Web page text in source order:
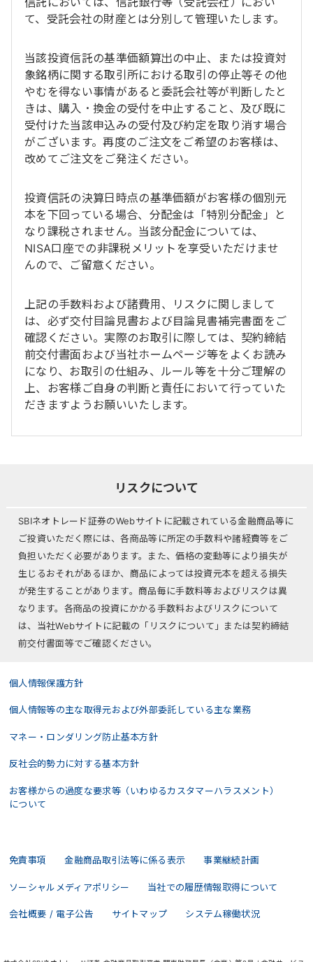
て、受託会社の財産とは分別して管理いたします。
当該投資信託の基準価額算出の中止、または投資対
象銘柄に関する取引所における取引の停止等その他
やむを得ない事情があると委託会社等が判断したと
きは、購入・換金の受付を中止すること、及び既に
受付けた当該申込みの受付及び約定を取り消す場合
がございます。再度のご注文をご希望のお客様は、
改めてご注文をご発注ください。
投資信託の決算日時点の基準価額がお客様の個別元
本を下回っている場合、分配金は「特別分配金」と
なり課税されません。当該分配金については、
NISA口座での非課税メリットを享受いただけませ
んので、ご留意ください。
上記の手数料および諸費用、リスクに関しまして
は、必ず交付目論見書および目論見書補完書面をご
確認ください。実際のお取引に際しては、契約締結
前交付書面および当社ホームページ等をよくお読み
になり、お取引の仕組み、ルール等を十分ご理解の
上、お客様ご自身の判断と責任において行っていた
だきますようお願いいたします。
リスクについて
SBIネオトレード証券のWebサイトに記載されている金融商品等に
ご投資いただく際には、各商品等に所定の手数料や諸経費等をご
負担いただく必要があります。また、価格の変動等により損失が
生じるおそれがあるほか、商品によっては投資元本を超える損失
が発生することがあります。商品毎に手数料等およびリスクは異
なります。各商品の投資にかかる手数料およびリスクについて
は、当社Webサイトに記載の「リスクについて」または契約締結
前交付書面等でご確認ください。
個人情報保護方針
個人情報等の主な取得元および外部委託している主な業務
マネー・ロンダリング防止基本方針
反社会的勢力に対する基本方針
お客様からの過度な要求等（いわゆるカスタマーハラスメント）
について
免責事項 金融商品取引法等に係る表示 事業継続計画
ソーシャルメディアポリシー 当社での履歴情報取得について
会社概要 / 電子公告 サイトマップ システム稼働状況